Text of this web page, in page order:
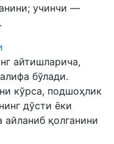
учинчи —
айтишларича,
бўлади.
кўрса, подшоҳлик
дўсти ёки
айланиб қолганини